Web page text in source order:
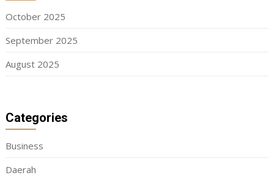
October 2025
September 2025
August 2025
Categories
Business
Daerah